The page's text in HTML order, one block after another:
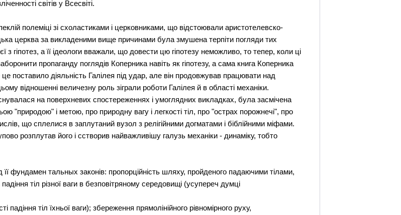
світів у Всесвіті.
полеміці зі схоластиками і церковниками, що відстоювали аристотелевско-
церква за викладеними вище причинами була змушена терпіти погляди тих
з гіпотез, а її ідеологи вважали, що довести цю гіпотезу неможливо, то тепер, коли ці
пропаганду поглядів Коперника навіть як гіпотезу, а сама книга Коперника
поставило діяльність Галілея під удар, але він продовжував працювати над
відношенні величезну роль зіграли роботи Галілея й в області механіки.
на поверхневих спостереженнях і умоглядних викладках, була засмічена
"природою" і метою, про природну вагу і легкості тіл, про "острах порожнечі", про
що сплелися в заплутаний вузол з релігійними догматами і біблійними міфами.
розплутав його і сстворив найважливішу галузь механіки - динаміку, тобто
фундамен тальных законів: пропорційність шляху, пройденого падаючими тілами,
тіл різної ваги в безповітряному середовищі (усупереч думці
падіння тіл їхньої ваги); збереження прямолінійного рівномірного руху,